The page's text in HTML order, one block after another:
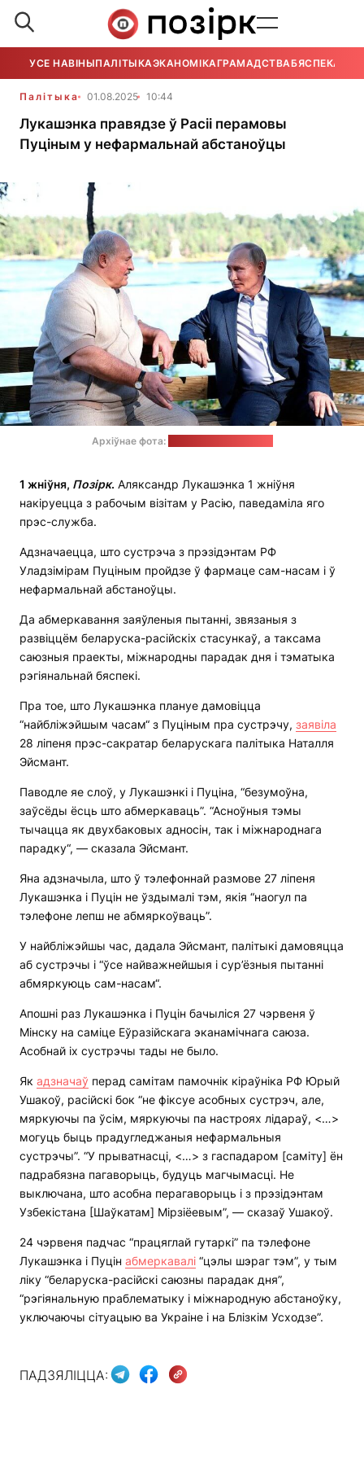
УСЕ НАВІНЫПАЛІТЫКАЭКАНОМІКАГРАМАДСТВАБЯСПЕКА
Палітыка 01.08.2025 10:44
Лукашэнка правядзе ў Расіі перамовы
Пуціным у нефармальнай абстаноўцы
Архіўнае фота:
1 жніўня, Позірк. Аляксандр Лукашэнка 1 жніўня
накіруецца з рабочым візітам у Расію, паведаміла яго
прэс-служба.
Адзначаецца, што сустрэча з прэзідэнтам РФ
Уладзімірам Пуціным пройдзе ў фармаце сам-насам і ў
нефармальнай абстаноўцы.
Да абмеркавання заяўленыя пытанні, звязаныя з
развіццём беларуска-расійскіх стасункаў, а таксама
саюзныя праекты, міжнародны парадак дня і тэматыка
рэгіянальнай бяспекі.
Пра тое, што Лукашэнка плануе дамовіцца
“найбліжэйшым часам“ з Пуціным пра сустрэчу, заявіла
28 ліпеня прэс-сакратар беларускага палітыка Наталля
Эйсмант.
Паводле яе слоў, у Лукашэнкі і Пуціна, “безумоўна,
заўсёды ёсць што абмеркаваць”. “Асноўныя тэмы
тычацца як двухбаковых адносін, так і міжнароднага
парадку“, — сказала Эйсмант.
Яна адзначыла, што ў тэлефоннай размове 27 ліпеня
Лукашэнка і Пуцін не ўздымалі тэм, якія “наогул па
тэлефоне лепш не абмяркоўваць”.
У найбліжэйшы час, дадала Эйсмант, палітыкі дамовяцца
аб сустрэчы і “ўсе найважнейшыя і сур’ёзныя пытанні
абмяркуюць сам-насам“.
Апошні раз Лукашэнка і Пуцін бачыліся 27 чэрвеня ў
Мінску на саміце Еўразійскага эканамічнага саюза.
Асобнай іх сустрэчы тады не было.
Як адзначаў перад самітам памочнік кіраўніка РФ Юрый
Ушакоў, расійскі бок “не фіксуе асобных сустрэч, але,
мяркуючы па ўсім, мяркуючы па настроях лідараў, <…>
могуць быць прадугледжаныя нефармальныя
сустрэчы”. “У прыватнасці, <…> з гаспадаром [саміту] ён
падрабязна пагаворыць, будуць магчымасці. Не
выключана, што асобна перагаворыць і з прэзідэнтам
Узбекістана [Шаўкатам] Мірзіёевым”, — сказаў Ушакоў.
24 чэрвеня падчас “працяглай гутаркі” па тэлефоне
Лукашэнка і Пуцін абмеркавалі “цэлы шэраг тэм”, у тым
ліку “беларуска-расійскі саюзны парадак дня”,
“рэгіянальную праблематыку і міжнародную абстаноўку,
уключаючы сітуацыю ва Украіне і на Блізкім Усходзе”.
ПАДЗЯЛІЦЦА: